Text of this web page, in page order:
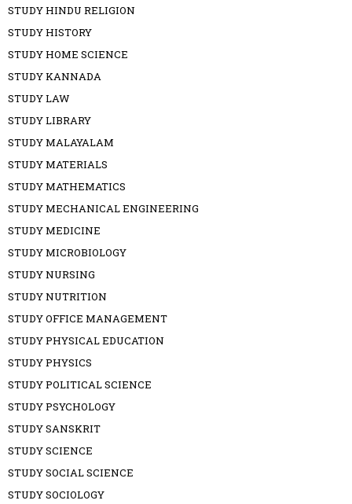
STUDY HINDU RELIGION
STUDY HISTORY
STUDY HOME SCIENCE
STUDY KANNADA
STUDY LAW
STUDY LIBRARY
STUDY MALAYALAM
STUDY MATERIALS
STUDY MATHEMATICS
STUDY MECHANICAL ENGINEERING
STUDY MEDICINE
STUDY MICROBIOLOGY
STUDY NURSING
STUDY NUTRITION
STUDY OFFICE MANAGEMENT
STUDY PHYSICAL EDUCATION
STUDY PHYSICS
STUDY POLITICAL SCIENCE
STUDY PSYCHOLOGY
STUDY SANSKRIT
STUDY SCIENCE
STUDY SOCIAL SCIENCE
STUDY SOCIOLOGY